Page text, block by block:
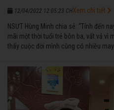
12/04/2022 12:05:23 CH
NSƯT Hùng Minh chia sẻ: “Tính đến
mãi một thời tuổi trẻ bôn ba, vất vả vì
thấy cuộc đời mình cũng có nhiều
ngược nhận được những cơ may để
diễn”.
Xem chi tiết